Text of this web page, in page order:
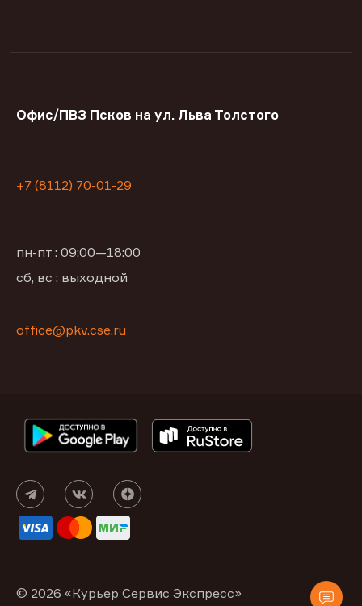
Офис/ПВЗ Псков на ул. Льва Толстого
+7 (8112) 70-01-29
пн-пт : 09:00—18:00
сб, вс : выходной
office@pkv.cse.ru
© 2026 «Курьер Сервис Экспресс»